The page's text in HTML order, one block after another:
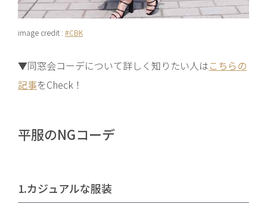
image credit : #CBK
▼同窓会コーデについて詳しく知りたい人はこちらの
記事をCheck！
平服のNGコーデ
1.カジュアルな服装